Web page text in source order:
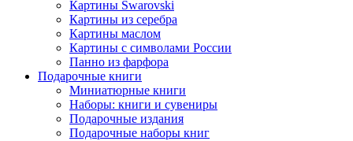
Картины Swarovski
Картины из серебра
Картины маслом
Картины с символами России
Панно из фарфора
Подарочные книги
Миниатюрные книги
Наборы: книги и сувениры
Подарочные издания
Подарочные наборы книг